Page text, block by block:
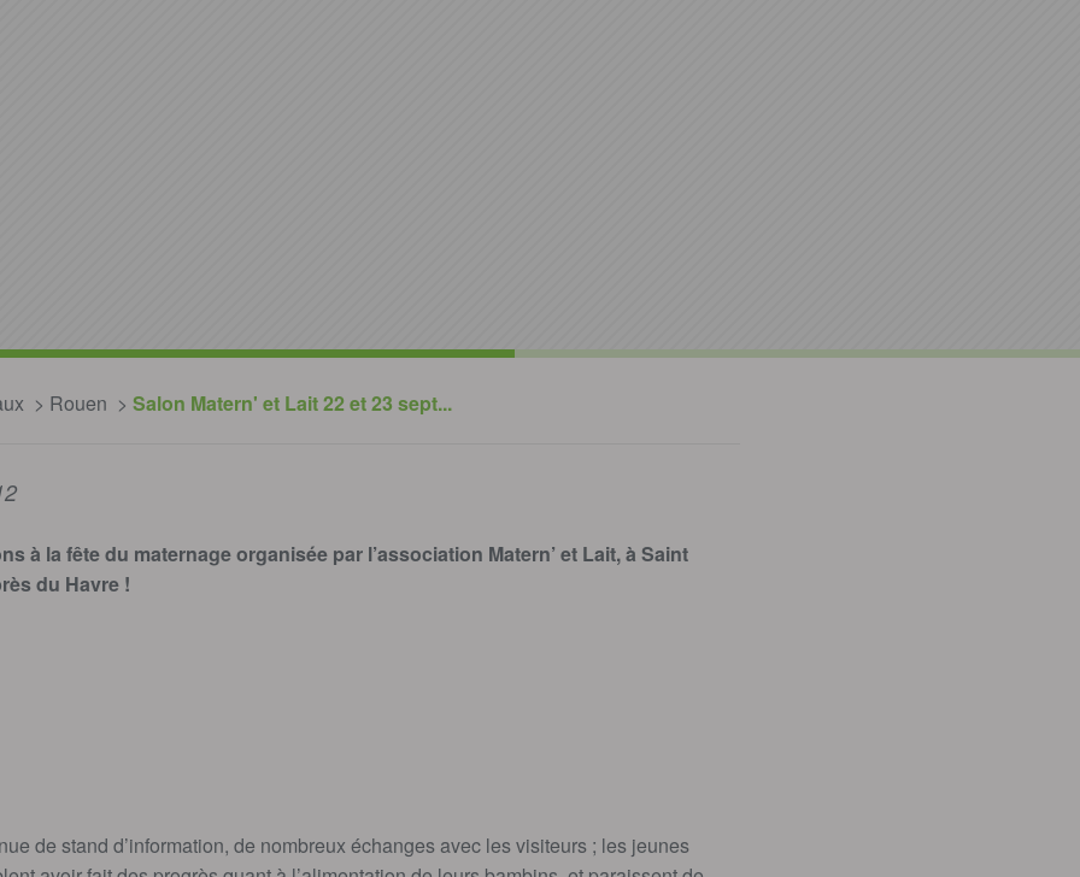
Rouen Salon Matern' et Lait 22 et 23 sept...
à la fête du maternage organisée par l’association Matern’ et Lait, à Saint
du Havre !
de stand d’information, de nombreux échanges avec les visiteurs ; les jeunes